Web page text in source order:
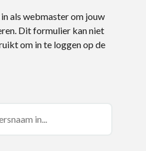
als webmaster om jouw
Dit formulier kan niet
om in te loggen op de